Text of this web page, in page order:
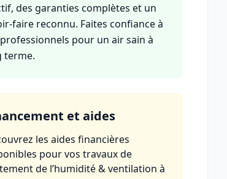
des garanties complètes et un
faire reconnu. Faites confiance à
pour un air sain à
terme.
et aides
les aides financières
pour vos travaux de
de l’humidité & ventilation à